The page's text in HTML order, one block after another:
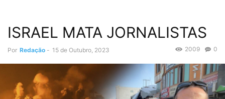
ISRAEL MATA JORNALISTAS
Por Redação - 15 de Outubro, 2023 0
2009